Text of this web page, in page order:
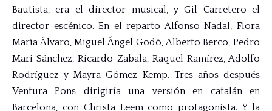
Bautista, era el director musical, y Gil Carretero el
director escénico. En el reparto Alfonso Nadal, Flora
María Álvaro, Miguel Ángel Godó, Alberto Berco, Pedro
Mari Sánchez, Ricardo Zabala, Raquel Ramírez, Adolfo
Rodríguez y Mayra Gómez Kemp. Tres años después
Ventura Pons dirigiría una versión en catalán en
Barcelona, con Christa Leem como protagonista. Y la